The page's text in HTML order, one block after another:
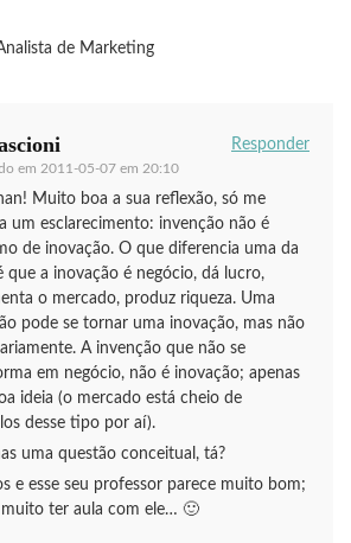
de Marketing
em 2011-05-07 em 20:10
Responder
Muito boa a sua reflexão, só me
um esclarecimento: invenção não é
de inovação. O que diferencia uma da
que a inovação é negócio, dá lucro,
o mercado, produz riqueza. Uma
pode se tornar uma inovação, mas não
A invenção que não se
em negócio, não é inovação; apenas
ideia (o mercado está cheio de
desse tipo por aí).
uma questão conceitual, tá?
e esse seu professor parece muito bom;
ter aula com ele… 🙂